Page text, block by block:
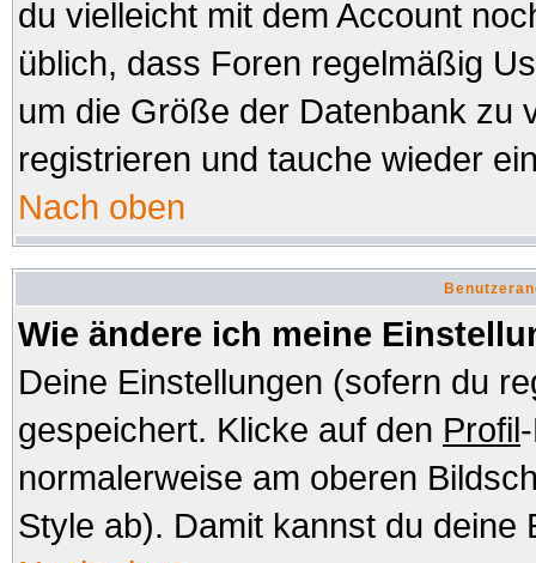
du vielleicht mit dem Account
üblich, dass Foren regelmäßig
um die Größe der Datenbank zu
registrieren und tauche wieder
Nach oben
Wie ändere ich meine
Deine Einstellungen (sofern du
gespeichert. Klicke auf den Profil
normalerweise am oberen
Style ab). Damit kannst du deine